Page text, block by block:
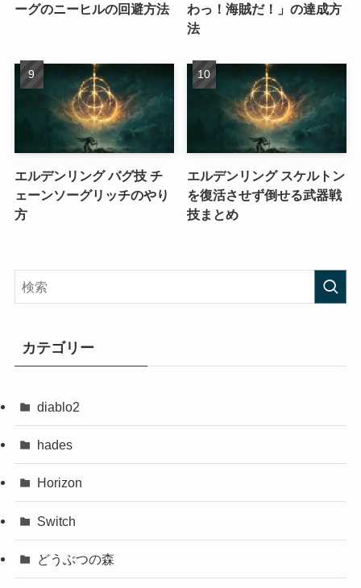
ーグのニーヒルの回避方法
わっ！海賊だ！」の達成方
法
エルデンリング バグ技 チ
ェーンソーグリッチのやり
方
エルデンリング スケルトン
を復活させず倒せる武器戦
技まとめ
カテゴリー
diablo2
hades
Horizon
Switch
どうぶつの森